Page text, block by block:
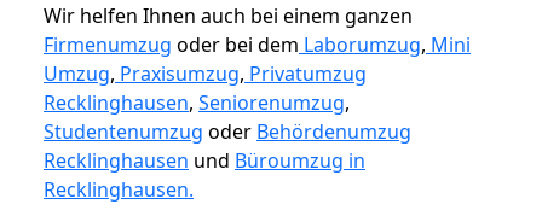
Wir helfen Ihnen auch bei einem ganzen
Firmenumzug oder bei dem Laborumzug, Mini
Umzug, Praxisumzug, Privatumzug
Recklinghausen, Seniorenumzug,
Studentenumzug oder Behördenumzug
Recklinghausen und Büroumzug in
Recklinghausen.